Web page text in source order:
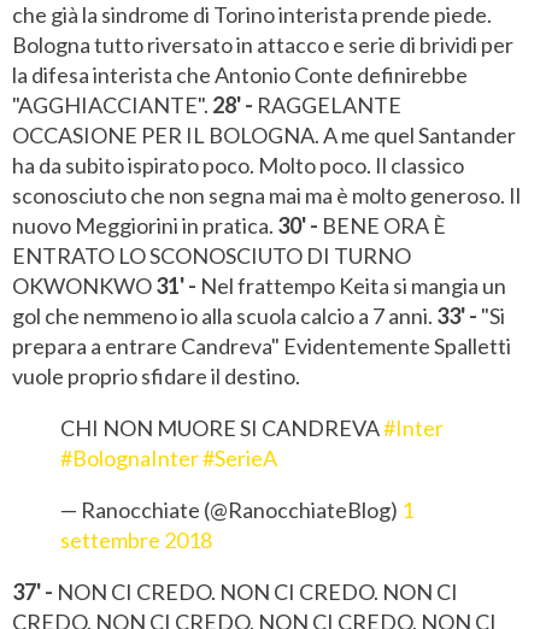
che già la sindrome di Torino interista prende piede.
Bologna tutto riversato in attacco e serie di brividi per
la difesa interista che Antonio Conte definirebbe
"AGGHIACCIANTE". 28' - RAGGELANTE
OCCASIONE PER IL BOLOGNA. A me quel Santander
ha da subito ispirato poco. Molto poco. Il classico
sconosciuto che non segna mai ma è molto generoso. Il
nuovo Meggiorini in pratica. 30' - BENE ORA È
ENTRATO LO SCONOSCIUTO DI TURNO
OKWONKWO31' - Nel frattempo Keita si mangia un
gol che nemmeno io alla scuola calcio a 7 anni. 33' - "Si
prepara a entrare Candreva" Evidentemente Spalletti
vuole proprio sfidare il destino.
CHI NON MUORE SI CANDREVA#Inter
#BolognaInter#SerieA
— Ranocchiate (@RanocchiateBlog) 1
settembre 2018
37' - NON CI CREDO. NON CI CREDO. NON CI
CREDO. NON CI CREDO. NON CI CREDO. NON CI